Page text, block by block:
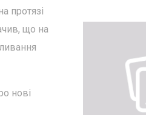
протязі
що на
нові